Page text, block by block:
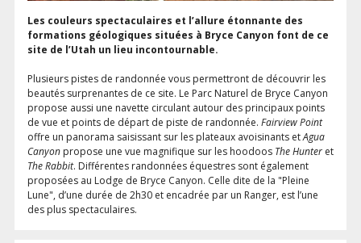
Les couleurs spectaculaires et l’allure étonnante des
formations géologiques situées à Bryce Canyon font de ce
site de l’Utah un lieu incontournable.
Plusieurs pistes de randonnée vous permettront de découvrir les
beautés surprenantes de ce site. Le Parc Naturel de Bryce Canyon
propose aussi une navette circulant autour des principaux points
de vue et points de départ de piste de randonnée. Fairview Point
offre un panorama saisissant sur les plateaux avoisinants etAgua
Canyon propose une vue magnifique sur les hoodoos The Hunter et
The Rabbit. Différentes randonnées équestres sont également
proposées au Lodge de Bryce Canyon. Celle dite de la "Pleine
Lune", d’une durée de 2h30 et encadrée par un Ranger, est l’une
des plus spectaculaires.